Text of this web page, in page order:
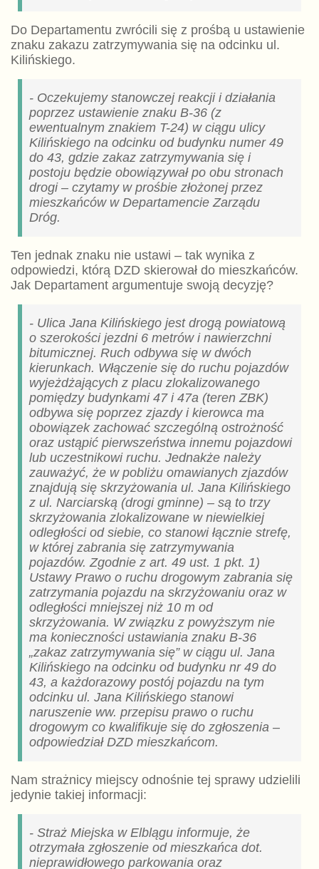
Do Departamentu zwrócili się z prośbą u ustawienie
znaku zakazu zatrzymywania się na odcinku ul.
Kilińskiego.
- Oczekujemy stanowczej reakcji i działania
poprzez ustawienie znaku B-36 (z
ewentualnym znakiem T-24) w ciągu ulicy
Kilińskiego na odcinku od budynku numer 49
do 43, gdzie zakaz zatrzymywania się i
postoju będzie obowiązywał po obu stronach
drogi – czytamy w prośbie złożonej przez
mieszkańców w Departamencie Zarządu
Dróg.
Ten jednak znaku nie ustawi – tak wynika z
odpowiedzi, którą DZD skierował do mieszkańców.
Jak Departament argumentuje swoją decyzję?
- Ulica Jana Kilińskiego jest drogą powiatową
o szerokości jezdni 6 metrów i nawierzchni
bitumicznej. Ruch odbywa się w dwóch
kierunkach. Włączenie się do ruchu pojazdów
wyjeżdżających z placu zlokalizowanego
pomiędzy budynkami 47 i 47a (teren ZBK)
odbywa się poprzez zjazdy i kierowca ma
obowiązek zachować szczególną ostrożność
oraz ustąpić pierwszeństwa innemu pojazdowi
lub uczestnikowi ruchu. Jednakże należy
zauważyć, że w pobliżu omawianych zjazdów
znajdują się skrzyżowania ul. Jana Kilińskiego
z ul. Narciarską (drogi gminne) – są to trzy
skrzyżowania zlokalizowane w niewielkiej
odległości od siebie, co stanowi łącznie strefę,
w której zabrania się zatrzymywania
pojazdów. Zgodnie z art. 49 ust. 1 pkt. 1)
Ustawy Prawo o ruchu drogowym zabrania się
zatrzymania pojazdu na skrzyżowaniu oraz w
odległości mniejszej niż 10 m od
skrzyżowania. W związku z powyższym nie
ma konieczności ustawiania znaku B-36
„zakaz zatrzymywania się” w ciągu ul. Jana
Kilińskiego na odcinku od budynku nr 49 do
43, a każdorazowy postój pojazdu na tym
odcinku ul. Jana Kilińskiego stanowi
naruszenie ww. przepisu prawo o ruchu
drogowym co kwalifikuje się do zgłoszenia –
odpowiedział DZD mieszkańcom.
Nam strażnicy miejscy odnośnie tej sprawy udzielili
jedynie takiej informacji:
- Straż Miejska w Elblągu informuje, że
otrzymała zgłoszenie od mieszkańca dot.
nieprawidłowego parkowania oraz